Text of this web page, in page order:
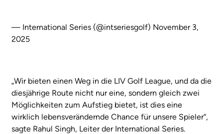
— International Series (@intseriesgolf) November 3,
2025
„Wir bieten einen Weg in die LIV Golf League, und da die
diesjährige Route nicht nur eine, sondern gleich zwei
Möglichkeiten zum Aufstieg bietet, ist dies eine
wirklich lebensverändernde Chance für unsere Spieler“,
sagte Rahul Singh, Leiter der International Series.